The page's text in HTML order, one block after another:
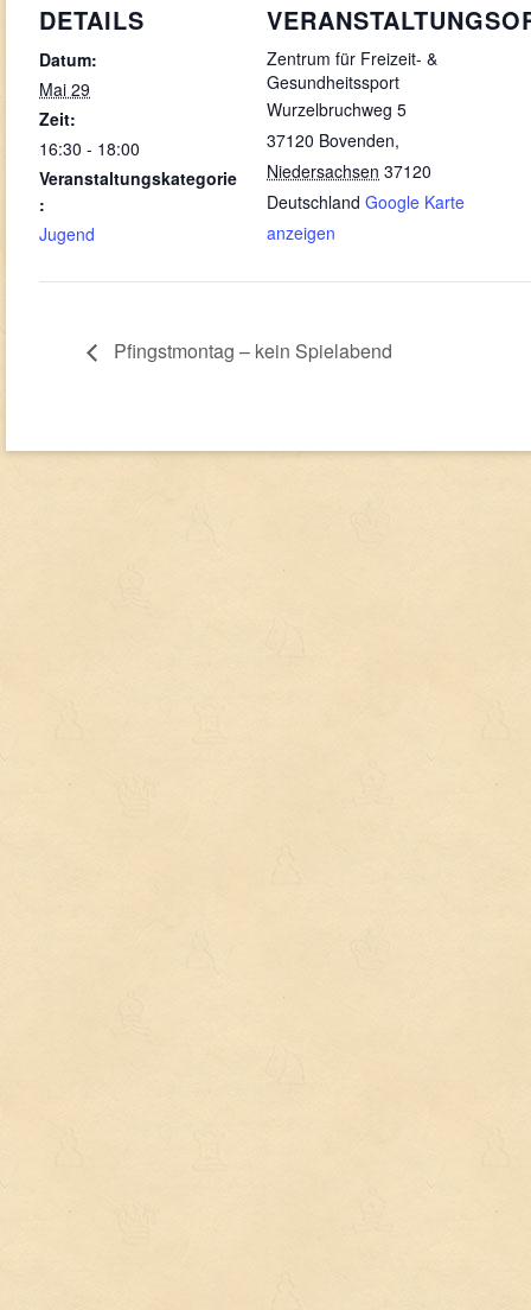
DETAILS
Datum:
Mai 29
Zeit:
16:30 - 18:00
Veranstaltungskategorie
:
Jugend
Zentrum für Freizeit- &
Gesundheitssport
Wurzelbruchweg 5
37120 Bovenden,
Niedersachsen 37120
Deutschland Google Karte
anzeigen
Pfingstmontag – kein Spielabend